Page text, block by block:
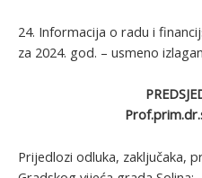
24. Informacija o radu i
za 2024. god. – usmeno
Prijedlozi odluka, zaključaka,